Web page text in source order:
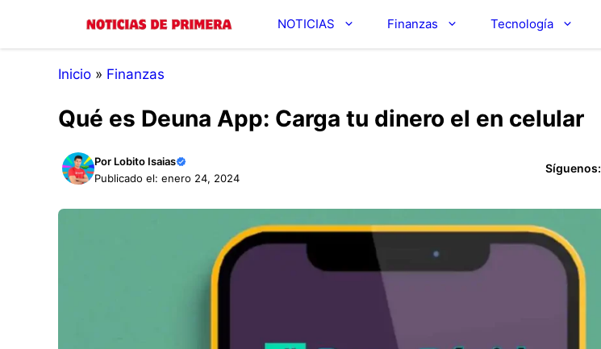
contenido
NOTICIAS Finanzas Tecnología
Inicio » Finanzas
Qué es Deuna App: Carga tu dinero el en celular
Por Lobito Isaias
Publicado el: enero 24, 2024
Síguenos: